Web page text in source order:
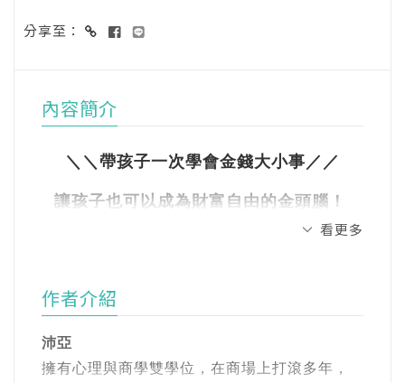
分享至：
內容簡介
＼＼帶孩子一次學會金錢大小事／／
讓孩子也可以成為財富自由的金頭腦！
財知識融入故事中，讓孩子經歷創業冒險故事
時，同時吸收知識與正確的金錢價值觀，輕鬆
培養一生受用的理財力！
看更多
作者介紹
沛亞
擁有心理與商學雙學位，在商場上打滾多年，